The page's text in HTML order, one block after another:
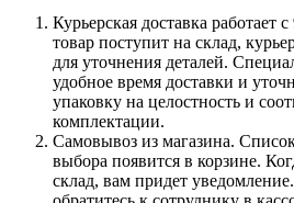
Курьерская доставка работает
товар поступит на склад,
для уточнения деталей.
удобное время доставки и
упаковку на целостность и
комплектации.
Самовывоз из магазина.
выбора появится в корзине.
склад, вам придет